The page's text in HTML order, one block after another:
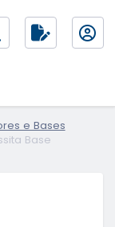
e Bases
Base